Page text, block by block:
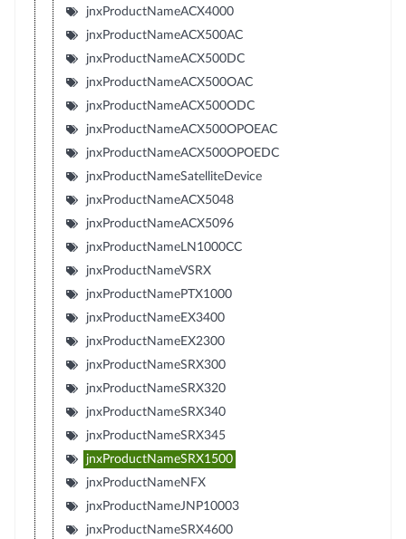
jnxProductNameACX4000
jnxProductNameACX500AC
jnxProductNameACX500DC
jnxProductNameACX500OAC
jnxProductNameACX500ODC
jnxProductNameACX500OPOEAC
jnxProductNameACX500OPOEDC
jnxProductNameSatelliteDevice
jnxProductNameACX5048
jnxProductNameACX5096
jnxProductNameLN1000CC
jnxProductNameVSRX
jnxProductNamePTX1000
jnxProductNameEX3400
jnxProductNameEX2300
jnxProductNameSRX300
jnxProductNameSRX320
jnxProductNameSRX340
jnxProductNameSRX345
jnxProductNameSRX1500
jnxProductNameNFX
jnxProductNameJNP10003
jnxProductNameSRX4600